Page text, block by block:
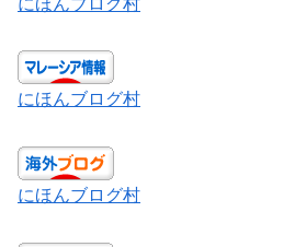
にほんブログ村
にほんブログ村